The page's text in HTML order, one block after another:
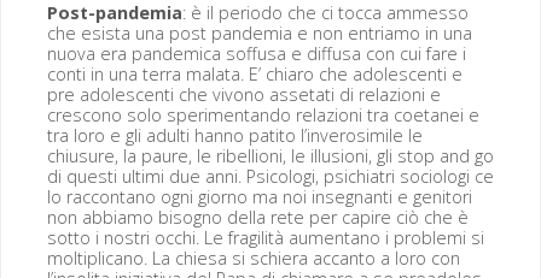
Post-pan­demia: è il peri­o­do che ci toc­ca ammes­so
che esista una post pan­demia e non entri­amo in una
nuo­va era pan­dem­i­ca sof­fusa e dif­fusa con cui fare i
con­ti in una ter­ra mala­ta. E’ chiaro che ado­les­cen­ti e
pre ado­les­cen­ti che vivono asse­tati di relazioni e
crescono solo sper­i­men­tan­do relazioni tra coetanei e
tra loro e gli adul­ti han­no pati­to l’inverosimile le
chiusure, la pau­re, le ribel­lioni, le illu­sioni, gli stop and go
di questi ulti­mi due anni. Psi­colo­gi, psichi­a­tri soci­olo­gi ce
lo rac­con­tano ogni giorno ma noi inseg­nan­ti e gen­i­tori
non abbi­amo bisog­no del­la rete per capire ciò che è
sot­to i nos­tri occhi. Le fragilità aumen­tano i prob­le­mi si
molti­pli­cano. La chiesa si schiera accan­to a loro con